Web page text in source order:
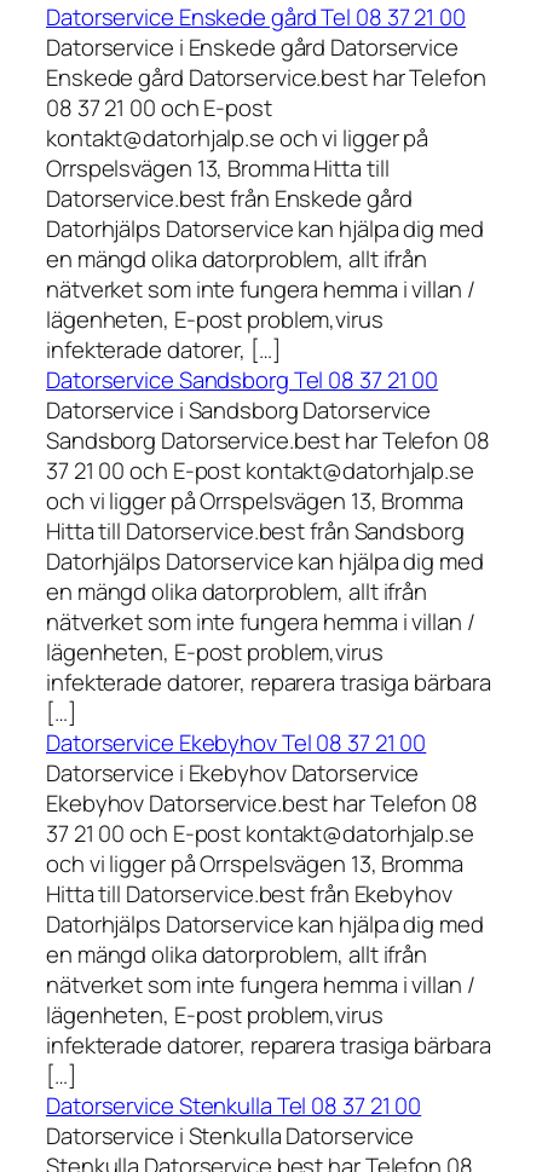
Datorservice Enskede gård Tel 08 37 21 00
Datorservice i Enskede gård Datorservice
Enskede gård Datorservice.best har Telefon
08 37 21 00 och E-post
kontakt@datorhjalp.se och vi ligger på
Orrspelsvägen 13, Bromma Hitta till
Datorservice.best från Enskede gård
Datorhjälps Datorservice kan hjälpa dig med
en mängd olika datorproblem, allt ifrån
nätverket som inte fungera hemma i villan /
lägenheten, E-post problem,virus
infekterade datorer, […]
Datorservice Sandsborg Tel 08 37 21 00
Datorservice i Sandsborg Datorservice
Sandsborg Datorservice.best har Telefon 08
37 21 00 och E-post kontakt@datorhjalp.se
och vi ligger på Orrspelsvägen 13, Bromma
Hitta till Datorservice.best från Sandsborg
Datorhjälps Datorservice kan hjälpa dig med
en mängd olika datorproblem, allt ifrån
nätverket som inte fungera hemma i villan /
lägenheten, E-post problem,virus
infekterade datorer, reparera trasiga bärbara
[…]
Datorservice Ekebyhov Tel 08 37 21 00
Datorservice i Ekebyhov Datorservice
Ekebyhov Datorservice.best har Telefon 08
37 21 00 och E-post kontakt@datorhjalp.se
och vi ligger på Orrspelsvägen 13, Bromma
Hitta till Datorservice.best från Ekebyhov
Datorhjälps Datorservice kan hjälpa dig med
en mängd olika datorproblem, allt ifrån
nätverket som inte fungera hemma i villan /
lägenheten, E-post problem,virus
infekterade datorer, reparera trasiga bärbara
[…]
Datorservice Stenkulla Tel 08 37 21 00
Datorservice i Stenkulla Datorservice